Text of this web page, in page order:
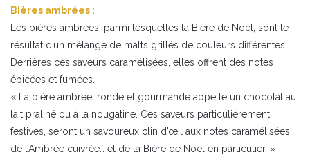
Bières ambrées :
Les bières ambrées, parmi lesquelles la Bière de Noël, sont le
résultat d’un mélange de malts grillés de couleurs différentes.
Derrières ces saveurs caramélisées, elles offrent des notes
épicées et fumées.
« La bière ambrée, ronde et gourmande appelle un chocolat au
lait praliné ou à la nougatine. Ces saveurs particulièrement
festives, seront un savoureux clin d’œil aux notes caramélisées
de l’Ambrée cuivrée… et de la Bière de Noël en particulier. »